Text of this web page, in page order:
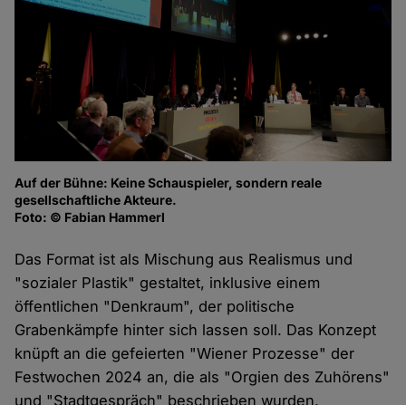
Auf der Bühne: Keine Schauspieler, sondern reale
gesellschaftliche Akteure.
Foto: © Fabian Hammerl
Das Format ist als Mischung aus Realismus und
"sozialer Plastik" gestaltet, inklusive einem
öffentlichen "Denkraum", der politische
Grabenkämpfe hinter sich lassen soll. Das Konzept
knüpft an die gefeierten "Wiener Prozesse" der
Festwochen 2024 an, die als "Orgien des Zuhörens"
und "Stadtgespräch" beschrieben wurden.